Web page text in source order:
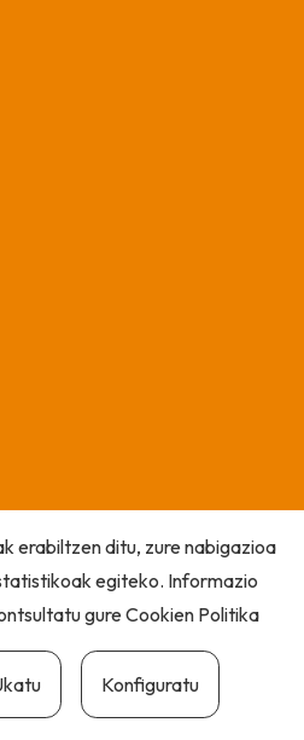
erabiltzen ditu, zure nabigazioa
egiteko. Informazio
gureCookien Politika
Konfiguratu